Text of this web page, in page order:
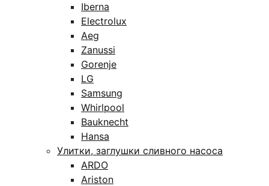
Iberna
Electrolux
Aeg
Zanussi
Gorenje
LG
Samsung
Whirlpool
Bauknecht
Hansa
Улитки, заглушки сливного насоса
ARDO
Ariston